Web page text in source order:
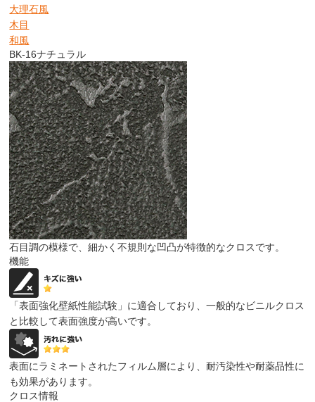
大理石風
木目
和風
BK-16ナチュラル
石目調の模様で、細かく不規則な凹凸が特徴的なクロスです。
機能
「表面強化壁紙性能試験」に適合しており、一般的なビニルクロス
と比較して表面強度が高いです。
表面にラミネートされたフィルム層により、耐汚染性や耐薬品性に
も効果があります。
クロス情報